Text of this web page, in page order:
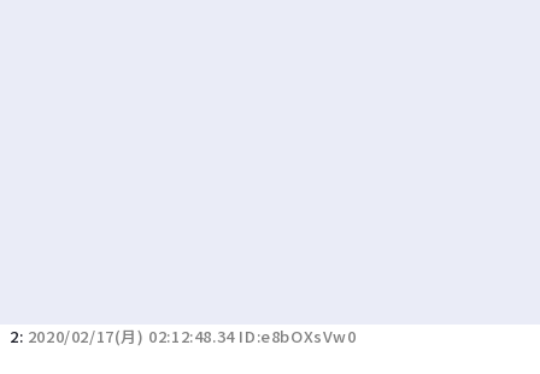
2: 2020/02/17(月) 02:12:48.34 ID:e8bOXsVw0